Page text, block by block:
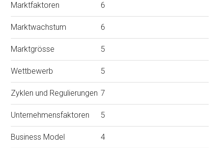
Marktfaktoren 6
Marktwachstum 6
Marktgrösse 5
Wettbewerb 5
Zyklen und Regulierungen 7
Unternehmensfaktoren 5
Business Model 4